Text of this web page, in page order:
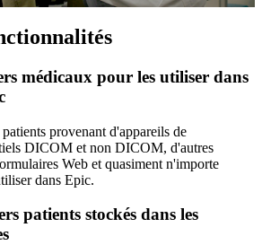
médicaux pour les utiliser dans
provenant d'appareils de
DICOM et non DICOM, d'autres
Web et quasiment n'importe
dans Epic.
patients stockés dans les